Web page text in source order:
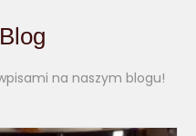
na naszym blogu!